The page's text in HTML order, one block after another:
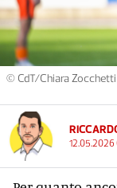
© CdT/Chiara Zocchetti
12.05.2026